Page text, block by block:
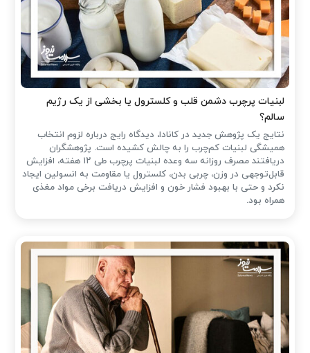
لبنیات پرچرب دشمن قلب و کلسترول یا بخشی از یک رژیم
سالم؟
نتایج یک پژوهش جدید در کانادا، دیدگاه رایج درباره لزوم انتخاب
همیشگی لبنیات کم‌چرب را به چالش کشیده است. پژوهشگران
دریافتند مصرف روزانه سه وعده لبنیات پرچرب طی ۱۲ هفته، افزایش
قابل‌توجهی در وزن، چربی بدن، کلسترول یا مقاومت به انسولین ایجاد
نکرد و حتی با بهبود فشار خون و افزایش دریافت برخی مواد مغذی
همراه بود.